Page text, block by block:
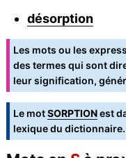
désorption
Les mots ou les
des termes qui sont
leur signification,
Le motSORPTIONest
lexique du dictionnaire.